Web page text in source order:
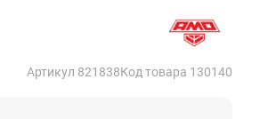
Артикул 821838Код товара 130140